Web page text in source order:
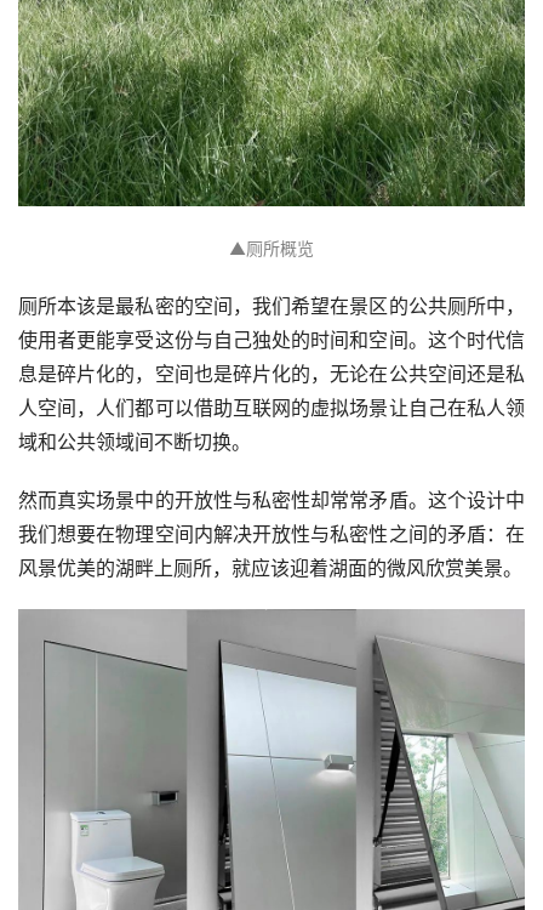
▲厕所概览
厕所本该是最私密的空间，我们希望在景区的公共厕所中，
使用者更能享受这份与自己独处的时间和空间。这个时代信
息是碎片化的，空间也是碎片化的，无论在公共空间还是私
人空间，人们都可以借助互联网的虚拟场景让自己在私人领
域和公共领域间不断切换。
然而真实场景中的开放性与私密性却常常矛盾。这个设计中
我们想要在物理空间内解决开放性与私密性之间的矛盾：在
风景优美的湖畔上厕所，就应该迎着湖面的微风欣赏美景。